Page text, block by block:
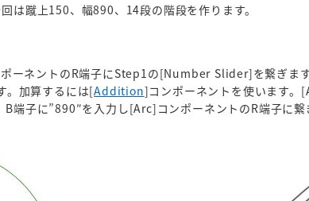
は蹴上150、幅890、14段の階段を作ります。
ーネントのR端子にStep1の[Number Slider]を繋ぎま
。加算するには[Addition]コンポーネントを使います
子に”890″を入力し[Arc]コンポーネントのR端子に繋